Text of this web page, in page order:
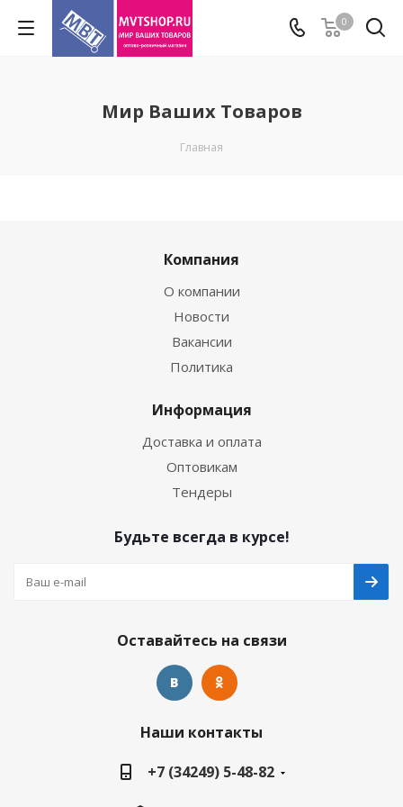
0
Мир Ваших Товаров
Главная
Компания
О компании
Новости
Вакансии
Политика
Информация
Доставка и оплата
Оптовикам
Тендеры
Будьте всегда в курсе!
Оставайтесь на связи
Наши контакты
+7 (34249) 5-48-82